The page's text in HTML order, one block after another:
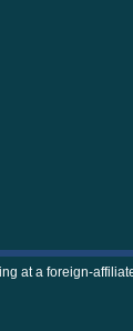
at a foreign-